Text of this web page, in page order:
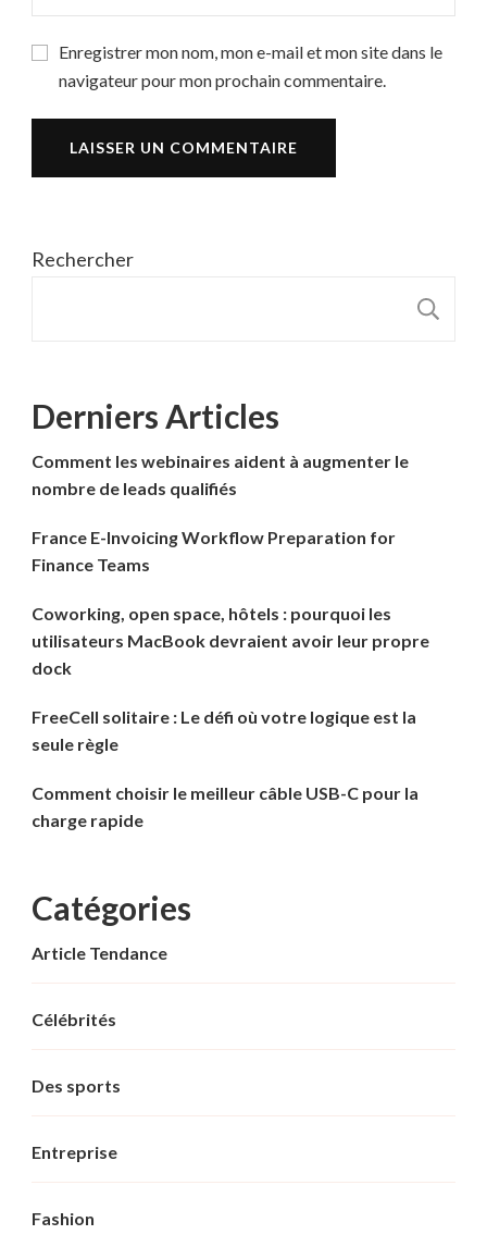
Enregistrer mon nom, mon e-mail et mon site dans le
navigateur pour mon prochain commentaire.
Rechercher
Derniers Articles
Comment les webinaires aident à augmenter le
nombre de leads qualifiés
France E-Invoicing Workflow Preparation for
Finance Teams
Coworking, open space, hôtels : pourquoi les
utilisateurs MacBook devraient avoir leur propre
dock
FreeCell solitaire : Le défi où votre logique est la
seule règle
Comment choisir le meilleur câble USB-C pour la
charge rapide
Catégories
Article Tendance
Célébrités
Des sports
Entreprise
Fashion